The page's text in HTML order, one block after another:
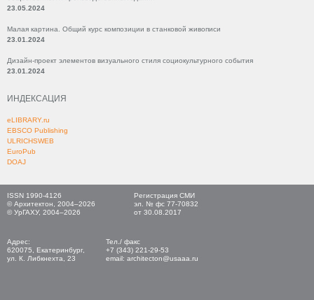
23.05.2024
Малая картина. Общий курс композиции в станковой живописи
23.01.2024
Дизайн-проект элементов визуального стиля социокультурного события
23.01.2024
ИНДЕКСАЦИЯ
eLIBRARY.ru
EBSCO Publishing
ULRICHSWEB
EuroPub
DOAJ
ISSN 1990-4126
© Архитектон, 2004–2026
© УрГАХУ, 2004–2026
Регистрация СМИ
эл. № фс 77-70832
от 30.08.2017
Адрес:
620075, Екатеринбург,
ул. К. Либкнехта, 23
Тел./ факс
+7 (343) 221-29-53
email: architecton@usaaa.ru